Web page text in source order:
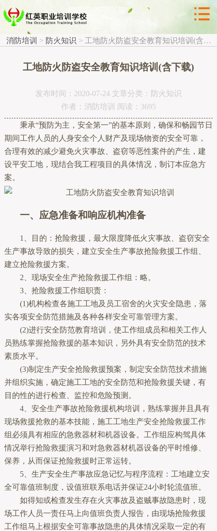

 防火知识 
消防培训 > 防火知识 > 工地防火防盗安全教育知识培训(含下载)
工地防火防盗安全教育知识培训(含下载)
发布时间：2020-07-24 文章分类：防火知识
作者：消防培训 阅读：3695
秉承“预防为主，安全第一”的基本原则，确保和畅园节日
期间工作人员的人身安全个人财产及现场物资的安全可靠，
合理有效的减少避免火灾事故、盗窃等恶性案件的产生，建
设平安工地，现结合我工程项目的具体情况，制订本应急方
案。
一、应急准备和响应机构准备
1、目的：抢险救援，最大限度降低火灾事故、盗窃安全
生产事故导致的损失，建立安全生产事故抢险救援工作组、
建立抢险救援方案。
2、现场安全生产抢险救援工作组：略。
3、抢险救援工作组职责：
(1)机构检查各施工工地及员工宿舍的火灾安全隐患，落
实各项安全防范措施及各种各样安全可靠管理方案。
(2)进行安全防范教育培训，使工作组成员和相关工作人
员熟练掌握抢险救援的基本知识，另外具有安全防范的技术
素质水平。
(3)制定生产安全抢险救援预案，制定安全防范技术措施
并组织实施，确定施工工地的安全防范和抢险救援关键，有
目的性的进行检查、监控和危险预测。
4、安全生产事故抢险救援机构培训，熟练掌握并且具有
现场救援抢救的基本技能，施工工地生产安全抢险救援工作
组必须具有相应的急救器材和机器设备。工作组应构驾具体
情况举行抢险救援演习和对急救器材机器设备的平时维修、
保养，从而保证抢险救援时正常运转。
5、生产安全生产事故应急记忆与程序流程：工地建立安
全可靠值班制度，设值班联系电话并保证24小时轮流值班。
如得知或检查发生存在火灾事故及盗贼事故隐患时，现
场工作人员一责任马上向值班负责人报告，由现场抢险救援
工作组马上根据安全可靠事故隐患的具体情况采取一定的有